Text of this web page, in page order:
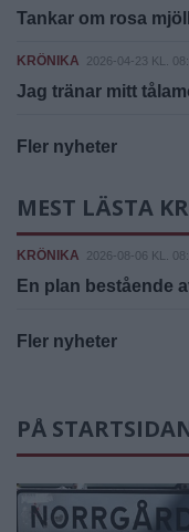
Tankar om rosa
KRÖNIKA 2026-04-23 KL.
Jag tränar mitt
Fler nyheter
MEST LÄSTA
KRÖNIKA 2026-08-06 KL.
En plan bestående
Fler nyheter
PÅ